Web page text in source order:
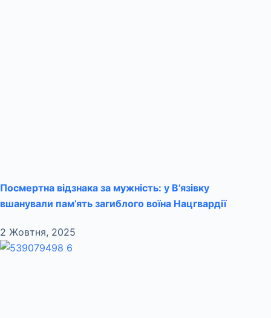
Посмертна відзнака за мужність: у В’язівку
вшанували пам’ять загиблого воїна Нацгвардії
2 Жовтня, 2025